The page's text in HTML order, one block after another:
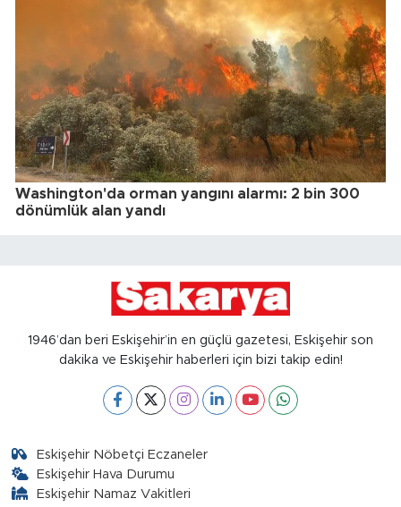
Washington'da orman yangını alarmı: 2 bin 300
dönümlük alan yandı
1946’dan beri Eskişehir’in en güçlü gazetesi, Eskişehir son
dakika ve Eskişehir haberleri için bizi takip edin!
Eskişehir Nöbetçi Eczaneler
Eskişehir Hava Durumu
Eskişehir Namaz Vakitleri